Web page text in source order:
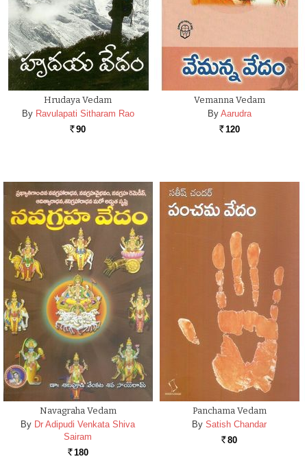
Hrudaya Vedam
By Ravulapati Sitharam Rao
Rs. 90
Vemanna Vedam
By Aarudra
Rs. 120
Navagraha Vedam
By Dr Adipudi Venkata Shiva
Sairam
Rs. 180
Panchama Vedam
By Satish Chandar
Rs. 80